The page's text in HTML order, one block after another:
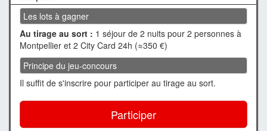
Les lots à gagner
Au tirage au sort : 1 séjour de 2 nuits pour 2 personnes à
Montpellier et 2 City Card 24h (≈350 €)
Principe du jeu-concours
Il suffit de s'inscrire pour participer au tirage au sort.
Participer